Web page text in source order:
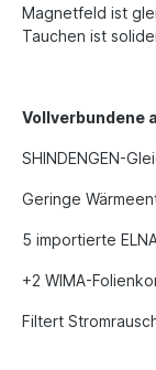
Magnetfeld ist
Tauchen ist
Vollverbundene
SHINDENGEN-
Geringe
5 importierte
+2 WIMA-
Filtert